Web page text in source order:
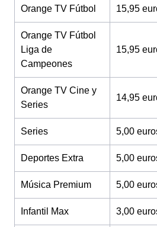
Orange TV Fútbol 15,95
Orange TV Fútbol
Liga de
Campeones
15,95
Orange TV Cine y
Series
14,95
Series 5,00
Deportes Extra 5,00
Música Premium 5,00
Infantil Max 3,00